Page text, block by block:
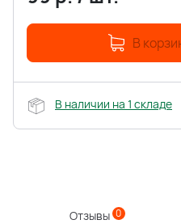
В
В наличии на 1 складе
Отзывы 0